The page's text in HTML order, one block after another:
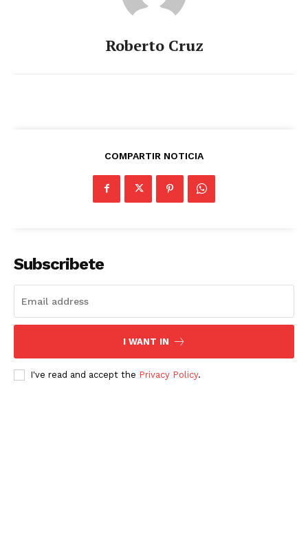
Roberto Cruz
COMPARTIR NOTICIA
Subscribete
I WANT IN
I've read and accept the Privacy Policy.